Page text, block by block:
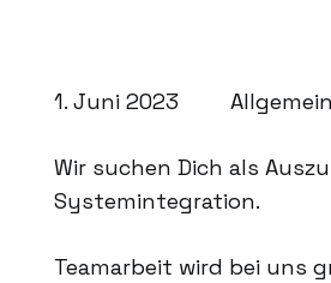
1. Juni 2023 Allgemein
Wir suchen Dich als
Systemintegration.
Teamarbeit wird bei uns